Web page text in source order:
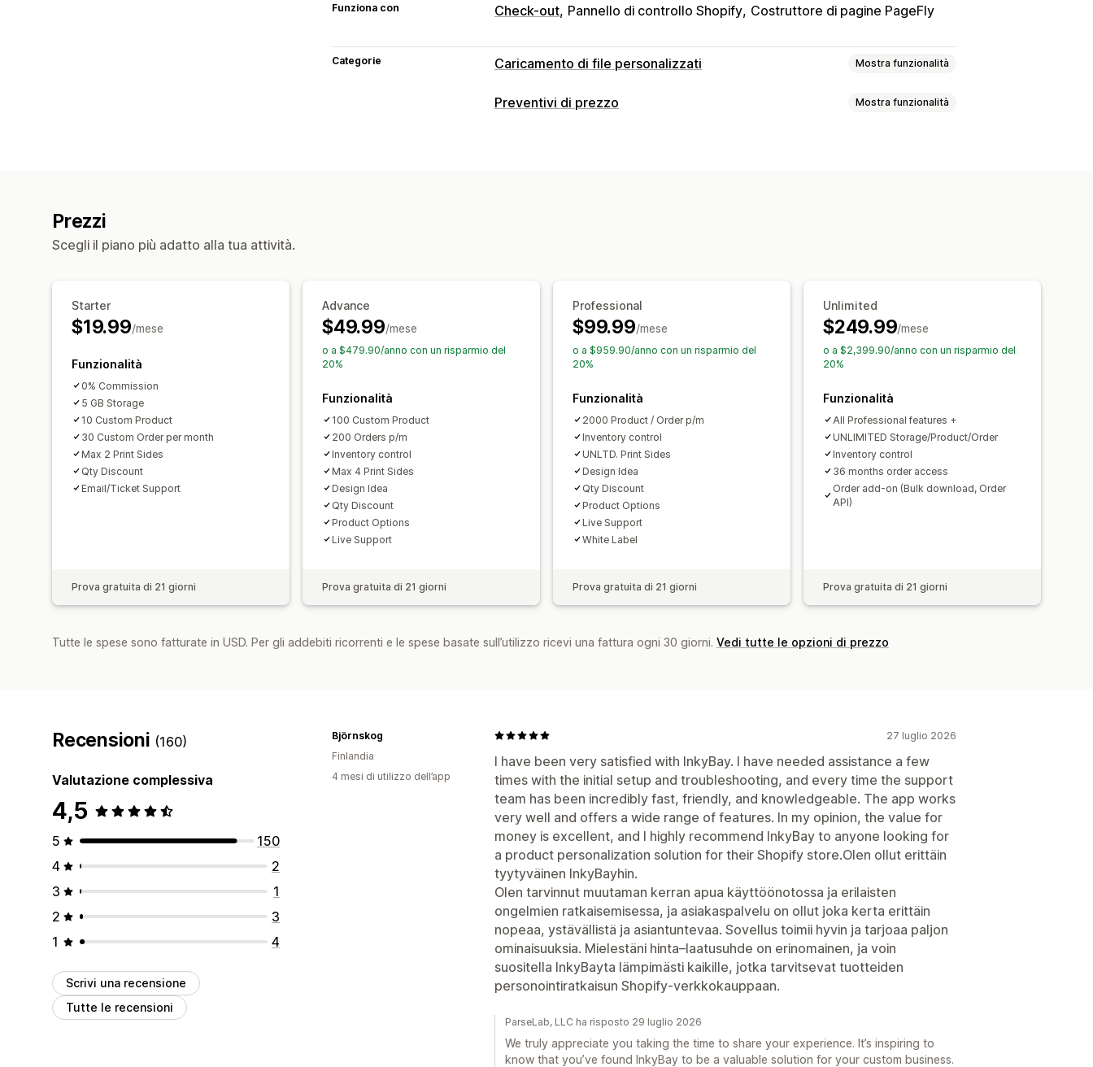
Funziona con Check-out Pannello di controllo Shopify Costruttore di pagine PageFly
Categorie Caricamento di file personalizzati Mostra funzionalità
Tipi di file
Preventivi di prezzo Mostra funzionalità
Avvisi per amministratori
Risposte automatiche alle email
Aggiornamenti dei preventivi
Prezzi
Scegli il piano più adatto alla tua attività.
Starter
$19.99/mese
Funzionalità
0% Commission
5 GB Storage
10 Custom Product
30 Custom Order per month
Max 2 Print Sides
Qty Discount
Email/Ticket Support
Prova gratuita di 21 giorni
Advance
$49.99/mese
o a $479.90/anno con un risparmio del
20%
Funzionalità
100 Custom Product
200 Orders p/m
Inventory control
Max 4 Print Sides
Design Idea
Qty Discount
Product Options
Live Support
Prova gratuita di 21 giorni
Professional
$99.99/mese
o a $959.90/anno con un risparmio del
20%
Funzionalità
2000 Product / Order p/m
Inventory control
UNLTD. Print Sides
Design Idea
Qty Discount
Product Options
Live Support
White Label
Prova gratuita di 21 giorni
Unlimited
$249.99/mese
o a $2,399.90/anno con un risparmio del
20%
Funzionalità
All Professional features +
UNLIMITED Storage/Product/Order
Inventory control
36 months order access
Order add-on (Bulk download, Order
API)
Prova gratuita di 21 giorni
Tutte le spese sono fatturate in USD. Per gli addebiti ricorrenti e le spese basate sull’utilizzo ricevi una fattura ogni 30 giorni. Vedi tutte le opzioni di prezzo
Recensioni (160)
Valutazione complessiva
4,5
5
150
4
2
3
1
2
3
1
4
Scrivi una recensione
Tutte le recensioni
27 luglio 2026
I have been very satisfied with InkyBay. I have needed assistance a few
times with the initial setup and troubleshooting, and every time the support
team has been incredibly fast, friendly, and knowledgeable. The app works
very well and offers a wide range of features. In my opinion, the value for
money is excellent, and I highly recommend InkyBay to anyone looking for
a product personalization solution for their Shopify store.Olen ollut erittäin
tyytyväinen InkyBayhin.
Olen tarvinnut muutaman kerran apua käyttöönotossa ja erilaisten
ongelmien ratkaisemisessa, ja asiakaspalvelu on ollut joka kerta erittäin
nopeaa, ystävällistä ja asiantuntevaa. Sovellus toimii hyvin ja tarjoaa paljon
ominaisuuksia. Mielestäni hinta–laatusuhde on erinomainen, ja voin
suositella InkyBayta lämpimästi kaikille, jotka tarvitsevat tuotteiden
personointiratkaisun Shopify-verkkokauppaan.
Björnskog
Finlandia
4 mesi di utilizzo dell’app
ParseLab, LLC ha risposto 29 luglio 2026
We truly appreciate you taking the time to share your experience. It’s inspiring to
know that you’ve found InkyBay to be a valuable solution for your custom business.